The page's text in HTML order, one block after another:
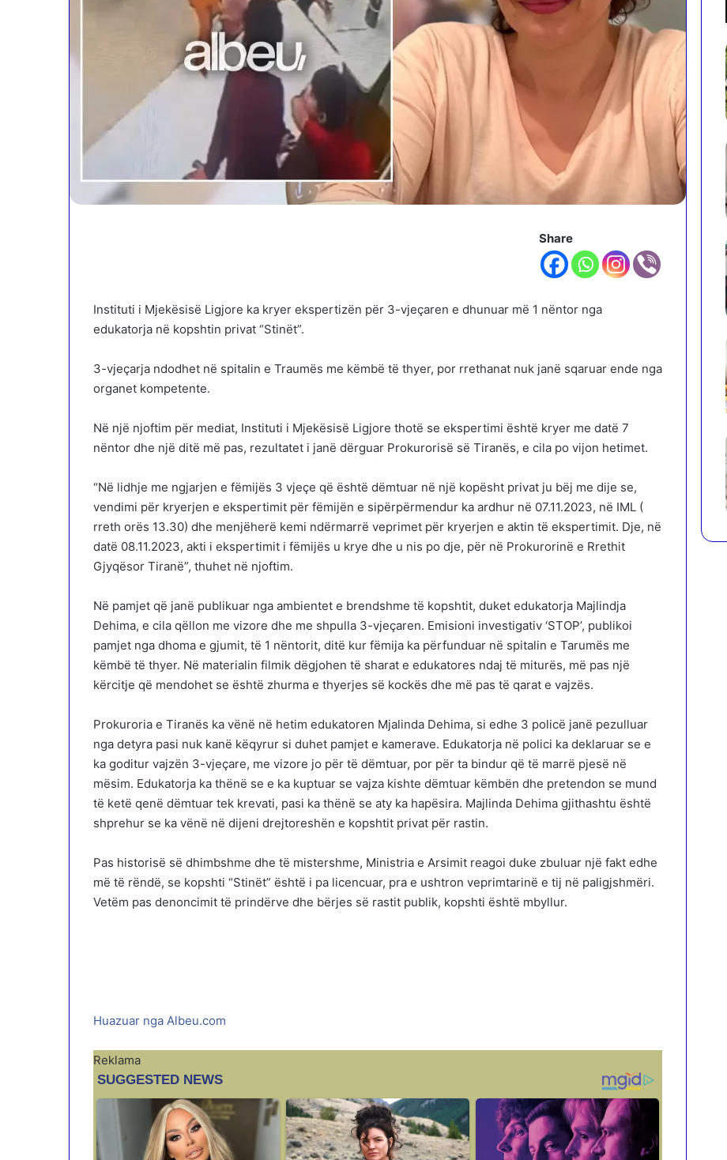
Share
Instituti i Mjekësisë Ligjore ka kryer ekspertizën për 3-vjeçaren e dhunuar më 1 nëntor nga
edukatorja në kopshtin privat “Stinët”.
3-vjeçarja ndodhet në spitalin e Traumës me këmbë të thyer, por rrethanat nuk janë sqaruar ende nga
organet kompetente.
Në një njoftim për mediat, Instituti i Mjekësisë Ligjore thotë se ekspertimi është kryer me datë 7
nëntor dhe një ditë më pas, rezultatet i janë dërguar Prokurorisë së Tiranës, e cila po vijon hetimet.
“Në lidhje me ngjarjen e fëmijës 3 vjeçe që është dëmtuar në një kopësht privat ju bëj me dije se,
vendimi për kryerjen e ekspertimit për fëmijën e sipërpërmendur ka ardhur në 07.11.2023, në IML (
rreth orës 13.30) dhe menjëherë kemi ndërmarrë veprimet për kryerjen e aktin të ekspertimit. Dje, në
datë 08.11.2023, akti i ekspertimit i fëmijës u krye dhe u nis po dje, për në Prokurorinë e Rrethit
Gjyqësor Tiranë”, thuhet në njoftim.
Në pamjet që janë publikuar nga ambientet e brendshme të kopshtit, duket edukatorja Majlindja
Dehima, e cila qëllon me vizore dhe me shpulla 3-vjeçaren. Emisioni investigativ ‘STOP’, publikoi
pamjet nga dhoma e gjumit, të 1 nëntorit, ditë kur fëmija ka përfunduar në spitalin e Tarumës me
këmbë të thyer. Në materialin filmik dëgjohen të sharat e edukatores ndaj të miturës, më pas një
kërcitje që mendohet se është zhurma e thyerjes së kockës dhe më pas të qarat e vajzës.
Prokuroria e Tiranës ka vënë në hetim edukatoren Mjalinda Dehima, si edhe 3 policë janë pezulluar
nga detyra pasi nuk kanë këqyrur si duhet pamjet e kamerave. Edukatorja në polici ka deklaruar se e
ka goditur vajzën 3-vjeçare, me vizore jo për të dëmtuar, por për ta bindur që të marrë pjesë në
mësim. Edukatorja ka thënë se e ka kuptuar se vajza kishte dëmtuar këmbën dhe pretendon se mund
të ketë qenë dëmtuar tek krevati, pasi ka thënë se aty ka hapësira. Majlinda Dehima gjithashtu është
shprehur se ka vënë në dijeni drejtoreshën e kopshtit privat për rastin.
Pas historisë së dhimbshme dhe të mistershme, Ministria e Arsimit reagoi duke zbuluar një fakt edhe
më të rëndë, se kopshti “Stinët” është i pa licencuar, pra e ushtron veprimtarinë e tij në paligjshmëri.
Vetëm pas denoncimit të prindërve dhe bërjes së rastit publik, kopshti është mbyllur.
Huazuar nga Albeu.com
Reklama